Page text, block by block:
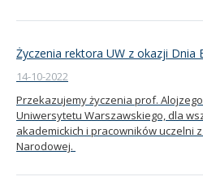
Życzenia rektora UW z okazji Dnia
14-10-2022
Przekazujemy życzenia prof.
Uniwersytetu Warszawskiego, dla
akademickich i pracowników uczelni
Narodowej.